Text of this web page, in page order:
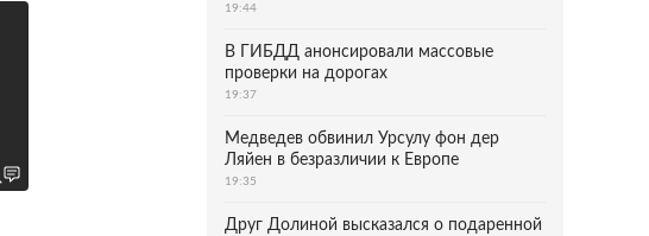
19:44
В ГИБДД анонсировали массовые
проверки на дорогах
19:37
Медведев обвинил Урсулу фон дер
Ляйен в безразличии к Европе
19:35
Друг Долиной высказался о подаренной